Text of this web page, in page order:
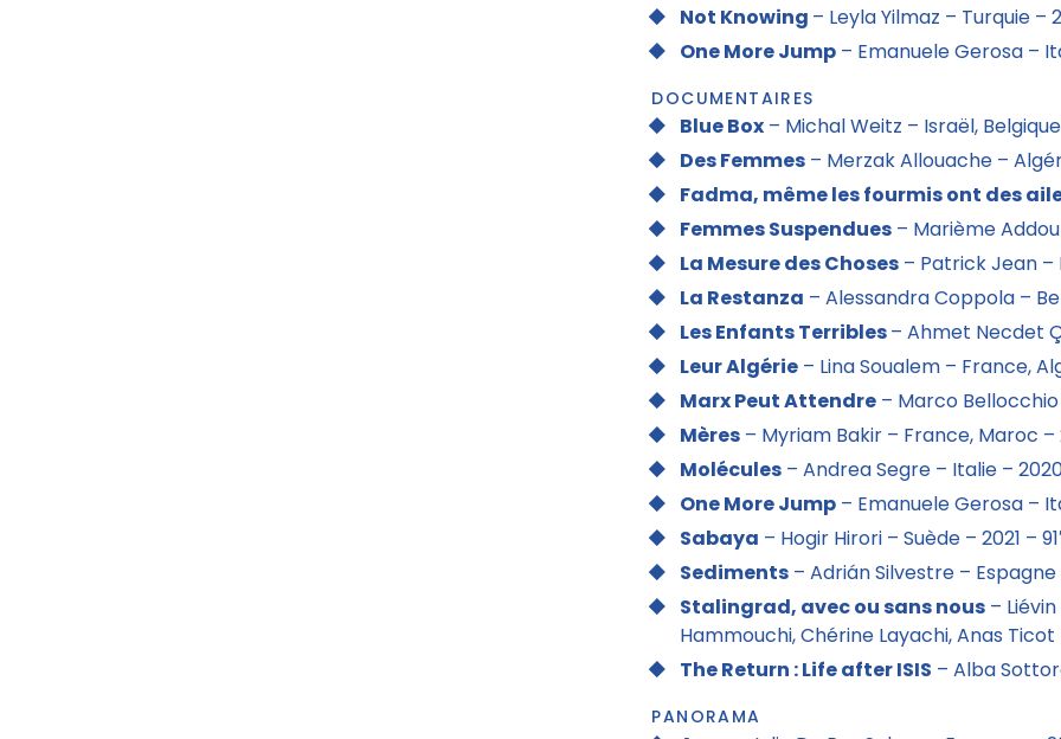
Not Knowing – Leyla Yilmaz – Turquie –
One More Jump – Emanuele Gerosa –
DOCUMENTAIRES
Blue Box – Michal Weitz – Israël,
Des Femmes – Merzak Allouache –
Fadma, même les fourmis ont des
Femmes Suspendues – Marième
La Mesure des Choses – Patrick Jean –
La Restanza – Alessandra Coppola –
Les Enfants Terribles– Ahmet Necdet
Leur Algérie – Lina Soualem – France,
Marx Peut Attendre – Marco Bellocchio
Mères – Myriam Bakir – France, Maroc –
Molécules – Andrea Segre – Italie –
One More Jump – Emanuele Gerosa –
Sabaya – Hogir Hirori – Suède – 2021 –
Sediments – Adrián Silvestre – Espagne
Stalingrad, avec ou sans nous –
Hammouchi, Chérine Layachi, Anas Ticot
The Return : Life after ISIS – Alba
PANORAMA